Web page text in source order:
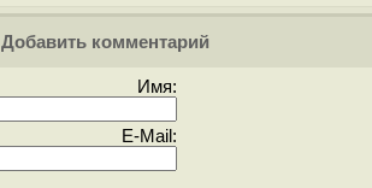
Добавить комментарий
Имя:
E-Mail: